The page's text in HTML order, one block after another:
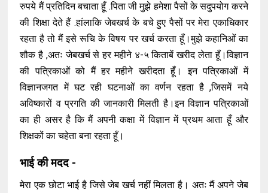
रुपये मैं प्रतिदिन बचाता हूँ .पिता जी मुझे हमेशा पैसों के सदुपयोग करने
की शिक्षा देते हैं .हांलाकि जेबखर्च के बचे हुए पैसों पर मेरा एकाधिकार
रहता है तो मैं इसे रूचि के विषय पर खर्च करता हूँ।मुझे कहानिओं का
शौक है ,अतः जेबखर्च से हर महीने ४-५ किताबें खरीद लेता हूँ।विज्ञान
की पत्रिकाओं को मैं हर महीने खरीदता हूँ। इन पत्रिकाओं में
विज्ञानजगत में घट रही घटनाओं का वर्णन रहता है ,जिसमें नये
अविष्कारों व प्रगति की जानकारी मिलती है।इन विज्ञान पत्रिकाओं
का ही असर है कि मैं अपनी कक्षा में विज्ञान में प्रथम आता हूँ और
शिक्षकों का चहेता बना रहता हूँ।
भाई की मदद -
मेरा एक छोटा भाई है जिसे जेब खर्च नहीं मिलता है। अतः मैं अपने जेब